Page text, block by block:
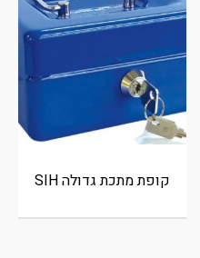
קופת מתכת גדולה SIH